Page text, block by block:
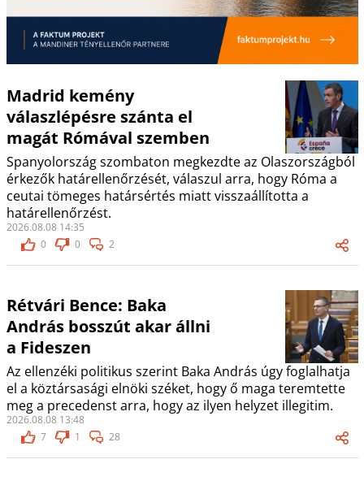
Madrid kemény
válaszlépésre szánta el
magát Rómával szemben
Spanyolország szombaton megkezdte az Olaszországból
érkezők határellenőrzését, válaszul arra, hogy Róma a
ceutai tömeges határsértés miatt visszaállította a
határellenőrzést.
2026.08.08 14:35
0
0 2
Rétvári Bence: Baka
András bosszút akar állni
a Fideszen
Az ellenzéki politikus szerint Baka András úgy foglalhatja
el a köztársasági elnöki széket, hogy ő maga teremtette
meg a precedenst arra, hogy az ilyen helyzet illegitim.
2026.08.08 13:48
7
1 28